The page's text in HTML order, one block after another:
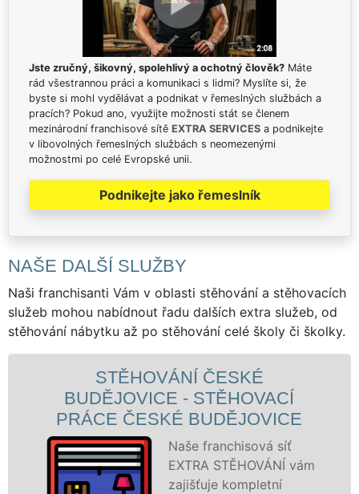
Jste zručný, šikovný, spolehlivý a ochotný člověk? Máte
rád všestrannou práci a komunikaci s lidmi? Myslíte si, že
byste si mohl vydělávat a podnikat v řemeslných službách a
pracích? Pokud ano, využijte možnosti stát se členem
mezinárodní franchisové sítě EXTRA SERVICES a podnikejte
v libovolných řemeslných službách s neomezenými
možnostmi po celé Evropské unii.
Podnikejte jako řemeslník
NAŠE DALŠÍ SLUŽBY
Naši franchisanti Vám v oblasti stěhování a stěhovacích
služeb mohou nabídnout řadu dalších extra služeb, od
stěhování nábytku až po stěhování celé školy či školky.
STĚHOVÁNÍ ČESKÉ
BUDĚJOVICE - STĚHOVACÍ
PRÁCE ČESKÉ BUDĚJOVICE
Naše franchisová síť
EXTRA STĚHOVÁNÍ vám
zajišťuje kompletní